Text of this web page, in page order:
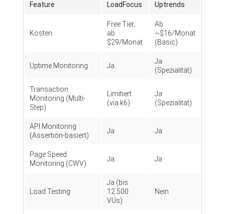
Feature LoadFocus Uptrends
Kosten
Free Tier;
ab
$29/Monat
Ab
~$16/Monat
(Basic)
Uptime Monitoring Ja
Ja
(Spezialität)
Transaction
Monitoring (Multi-
Step)
Limitiert
(via k6)
Ja
(Spezialität)
API Monitoring
(Assertion-basiert)
Ja Ja
Page Speed
Monitoring (CWV)
Ja Ja
Load Testing
Ja (bis
12.500
VUs)
Nein